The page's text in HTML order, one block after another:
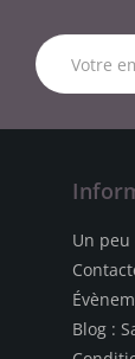
Un
Blog :